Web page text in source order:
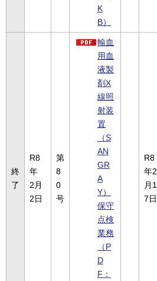
K
B）
終
了
R8
年
2月
2日
第
8
0
号
輸血
用血
液製
剤X
線照
射装
置
（S
AN
GR
A
Y）
保守
点検
業務
（P
D
F：
R8
年2
月1
7日